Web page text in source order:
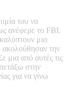
του να
ανέφερε το FBI.
μια
ακολούθησαν την
μια από αυτές τις
στην
για να γίνω